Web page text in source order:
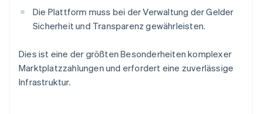
Die Plattform muss bei der Verwaltung der Gelder
Sicherheit und Transparenz gewährleisten.
Dies ist eine der größten Besonderheiten komplexer
Marktplatzzahlungen und erfordert eine zuverlässige
Infrastruktur.